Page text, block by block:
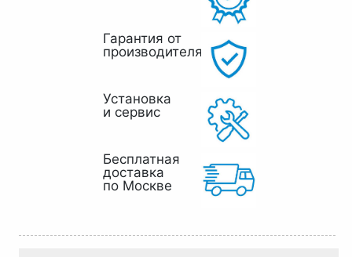
Гарантия от
производителя
Установка
и сервис
Бесплатная
доставка
по Москве